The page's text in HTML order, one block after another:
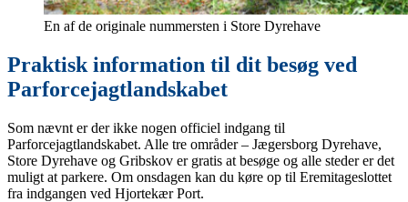
En af de originale nummersten i Store Dyrehave
Praktisk information til dit besøg ved
Parforcejagtlandskabet
Som nævnt er der ikke nogen officiel indgang til
Parforcejagtlandskabet. Alle tre områder – Jægersborg Dyrehave,
Store Dyrehave og Gribskov er gratis at besøge og alle steder er det
muligt at parkere. Om onsdagen kan du køre op til Eremitageslottet
fra indgangen ved Hjortekær Port.